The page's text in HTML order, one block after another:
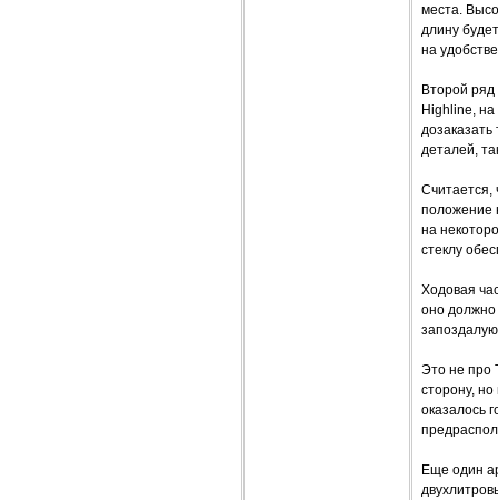
места.
длину
на
Второй ряд
Highline, на
деталей,
Считается,
положение
на
стеклу
Ходовая
оно должно
Это не про
сторону,
оказалось
Еще один